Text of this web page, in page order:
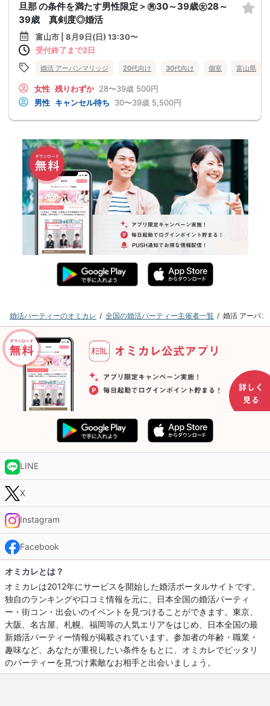
旦那 の条件を満たす男性限定＞㊚30～39歳㊛28～
39歳 真剣度◎婚活
富山市 | 8月9日(日) 13:30〜
受付終了まで2日
婚活 アーバンマリッジ 20代向け 30代向け 個室 富山県
女性 残りわずか 28〜39歳 500円
男性 キャンセル待ち 30〜39歳 5,500円
婚活パーティーのオミカレ 全国の婚活パーティー主催者一覧 婚活 アーバ
LINE
X
Instagram
Facebook
オミカレとは？
オミカレは2012年にサービスを開始した婚活ポータルサイトです。
独自のランキングや口コミ情報を元に、日本全国の婚活パーティ
ー・街コン・出会いのイベントを見つけることができます。東京、
大阪、名古屋、札幌、福岡等の人気エリアをはじめ、日本全国の最
新婚活パーティー情報が掲載されています。参加者の年齢・職業・
趣味など、あなたが重視したい条件をもとに、オミカレでピッタリ
のパーティーを見つけ素敵なお相手と出会いましょう。